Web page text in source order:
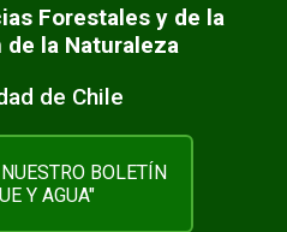
Forestales y de la
de la Naturaleza
de Chile
BOLETÍN
Y AGUA"